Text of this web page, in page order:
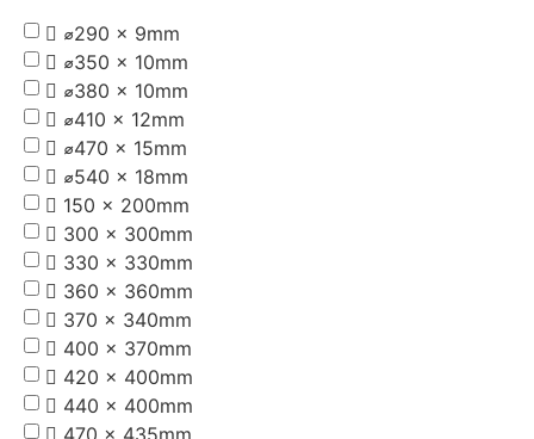
⌀290 x 9mm
⌀350 x 10mm
⌀380 x 10mm
⌀410 x 12mm
⌀470 x 15mm
⌀540 x 18mm
150 x 200mm
300 x 300mm
330 x 330mm
360 x 360mm
370 x 340mm
400 x 370mm
420 x 400mm
440 x 400mm
470 x 435mm